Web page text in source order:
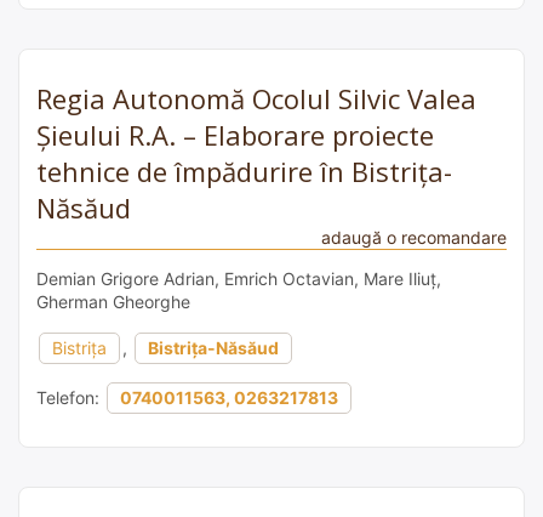
Regia Autonomă Ocolul Silvic Valea
Șieului R.A. – Elaborare proiecte
tehnice de împădurire în Bistrița-
Năsăud
adaugă o recomandare
Demian Grigore Adrian, Emrich Octavian, Mare Iliuț,
Gherman Gheorghe
Bistrița , Bistrița-Năsăud
Telefon: 0740011563, 0263217813